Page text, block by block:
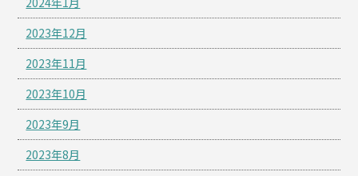
2023年12月
2023年11月
2023年10月
2023年9月
2023年8月